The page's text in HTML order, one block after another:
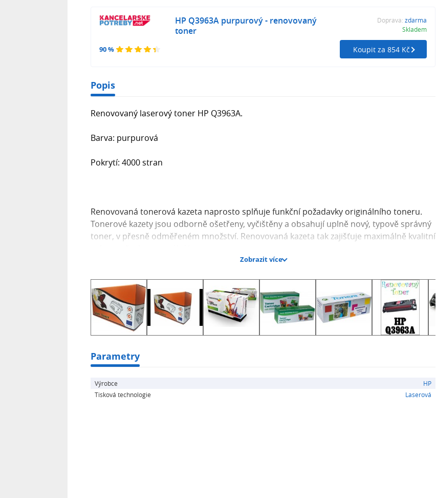
90 %
HP Q3963A purpurový - renovovaný
toner
Doprava: zdarma
Skladem
Koupit za 854 Kč
Popis
Renovovaný laserový toner HP Q3963A.
Barva: purpurová
Pokrytí: 4000 stran
Renovovaná tonerová kazeta naprosto splňuje funkční požadavky originálního toneru.
Tonerové kazety jsou odborně ošetřeny, vyčištěny a obsahují uplně nový, typově správný
toner, v přesně odměřeném množství. Renovovaná kazeta tak zajišťuje maximálně kvalitní
Zobrazit více
Parametry
Výrobce
HP
Tisková technologie
Laserová